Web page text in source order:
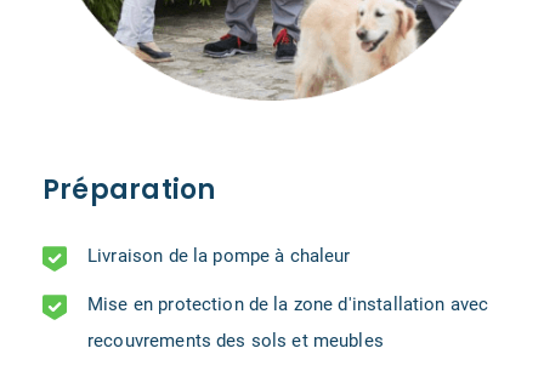
Préparation
Livraison de la pompe à chaleur
Mise en protection de la zone d'installation avec
recouvrements des sols et meubles